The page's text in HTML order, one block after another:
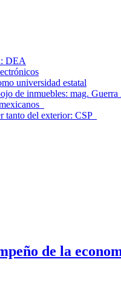
DEA
universidad estatal
de inmuebles: mag.
tanto del exterior: CSP
de la